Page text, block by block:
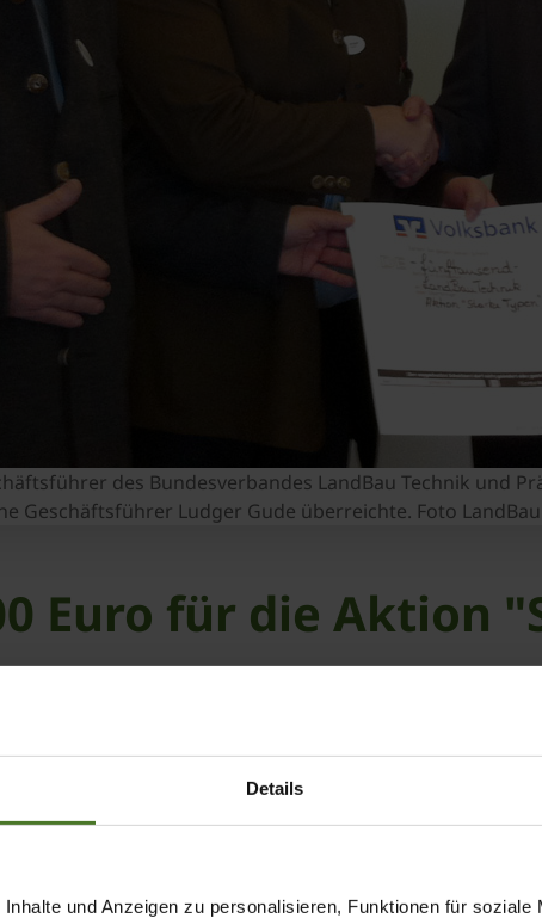
Details
und Anzeigen zu personalisieren, Funktionen für soziale
des Bundesverbandes LandBau Technik und
Geschäftsführer Ludger Gude überreichte. Foto
Euro für die Aktion
5.000 Euro zur Unterstützung der Aktion „Starke Typen“
LandBau Technik. Die „Starke Typen-Kampagne“
Kernbereich Landmaschinen.
intensiv entgegenzuwirken. Darum unterstützt